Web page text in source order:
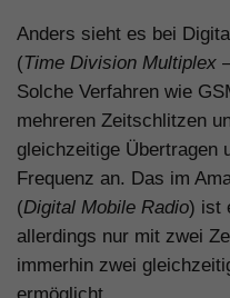
Anders sieht es bei
(Time Division Multiplex
Solche Verfahren wie
mehreren Zeitschlitzen
gleichzeitige Übertragen
Frequenz an. Das im
(Digital Mobile Radio) ist
allerdings nur mit zwei
immerhin zwei